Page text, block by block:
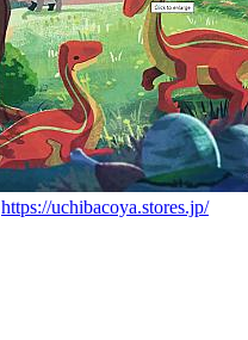
https://uchibacoya.stores.jp/